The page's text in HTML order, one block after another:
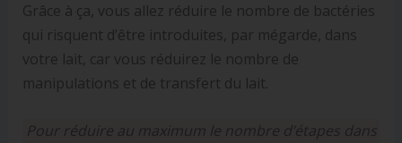
Grâce à ça, vous allez réduire le nombre de bactéries
qui risquent d’être introduites, par mégarde, dans
votre lait, car vous réduirez le nombre de
manipulations et de transfert du lait.
Pour réduire au maximum le nombre d’étapes dans